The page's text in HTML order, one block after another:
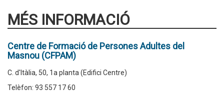
MÉS INFORMACIÓ
Centre de Formació de Persones Adultes del
Masnou (CFPAM)
C. d'Itàlia, 50, 1a planta (Edifici Centre)
Telèfon: 93 557 17 60